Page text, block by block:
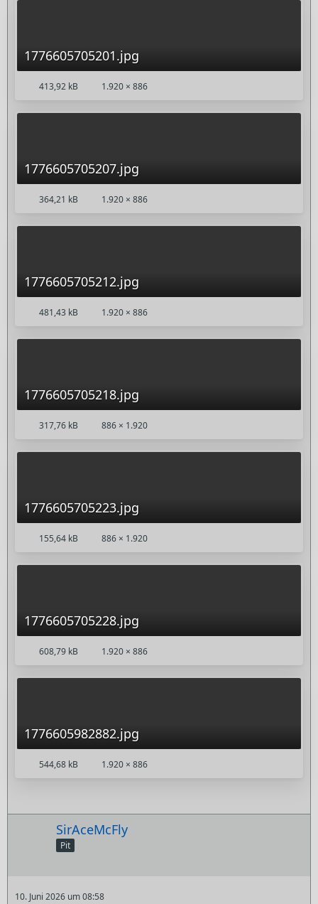
1776605705201.jpg
413,92 kB 1.920 × 886
1776605705207.jpg
364,21 kB 1.920 × 886
1776605705212.jpg
481,43 kB 1.920 × 886
1776605705218.jpg
317,76 kB 886 × 1.920
1776605705223.jpg
155,64 kB 886 × 1.920
1776605705228.jpg
608,79 kB 1.920 × 886
1776605982882.jpg
544,68 kB 1.920 × 886
SirAceMcFly
Pit
10. Juni 2026 um 08:58